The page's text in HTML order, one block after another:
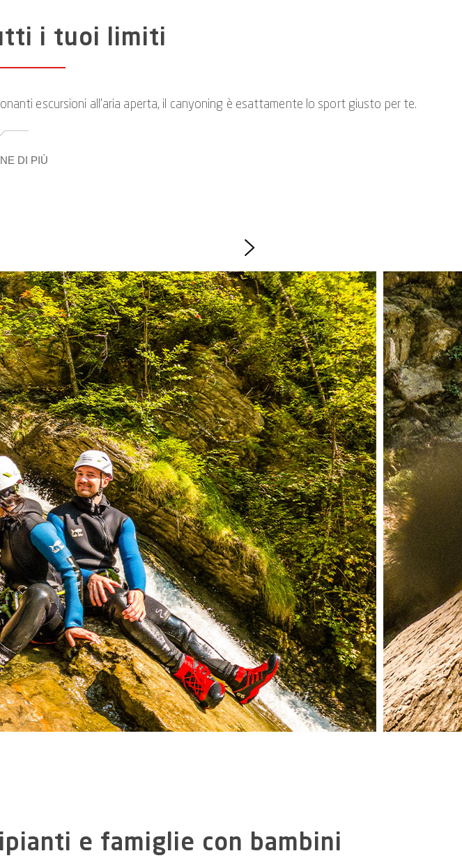
i tuoi limiti
escursioni all’aria aperta, il canyoning è esattamente lo sport giusto per te.
DI PIÙ
in Baviera è la Starzlachklamm vicino a Sonthofen. La gola è un popolare punto di
condizione, la voglia di andare o un passo oltre i propri limiti sono sufficienti. E
sfide e aspettiamo con impazienza il senso di realizzazione di ogni individuo.
nostri corsi avanzati migliorerai te stesso e le tue capacità o addirittura completerai
fondata nel canyoning.
e famiglie con bambini